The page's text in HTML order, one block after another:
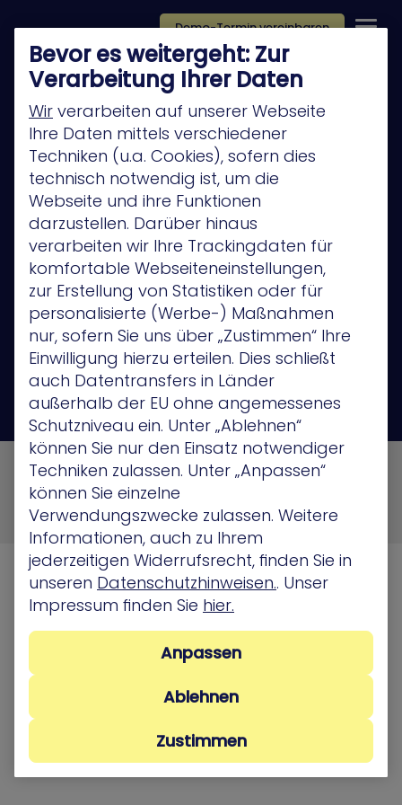
Demo-Termin vereinbaren
Platform
Company
Technology Partners
Privacy Policy
Anwendungsfälle
Privacy Policy
© 2026 XM Cyber All Rights Reserved
Privacy Policy Terms of Use
Security, Compliance and Privacy
Bevor es weitergeht: Zur
Verarbeitung Ihrer Daten
Wir verarbeiten auf unserer Webseite
Ihre Daten mittels verschiedener
Techniken (u.a. Cookies), sofern dies
technisch notwendig ist, um die
Webseite und ihre Funktionen
darzustellen. Darüber hinaus
verarbeiten wir Ihre Trackingdaten für
komfortable Webseiteneinstellungen,
zur Erstellung von Statistiken oder für
personalisierte (Werbe-) Maßnahmen
nur, sofern Sie uns über „Zustimmen“ Ihre
Einwilligung hierzu erteilen. Dies schließt
auch Datentransfers in Länder
außerhalb der EU ohne angemessenes
Schutzniveau ein. Unter „Ablehnen“
können Sie nur den Einsatz notwendiger
Techniken zulassen. Unter „Anpassen“
können Sie einzelne
Verwendungszwecke zulassen. Weitere
Informationen, auch zu Ihrem
jederzeitigen Widerrufsrecht, finden Sie in
unseren Datenschutzhinweisen.. Unser
Impressum finden Sie hier.
Ablehnen
Zustimmen
Anpassen